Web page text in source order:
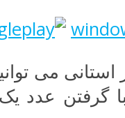
می
گرفتن عدد